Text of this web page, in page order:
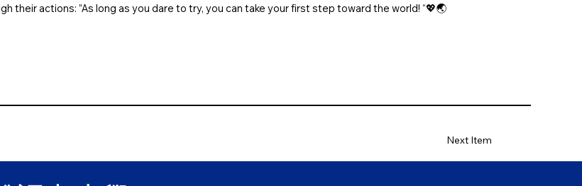
their actions: ”As long as you dare to try, you can take your first step toward the world! “💖🌏
Next Item